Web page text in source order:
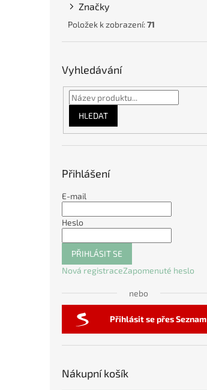
Značky
Položek k zobrazení:71
Vyhledávání
HLEDAT
Přihlášení
E-mail
Heslo
PŘIHLÁSIT SE
Nová registraceZapomenuté heslo
nebo
Přihlásit se přes Seznam
Nákupní košík